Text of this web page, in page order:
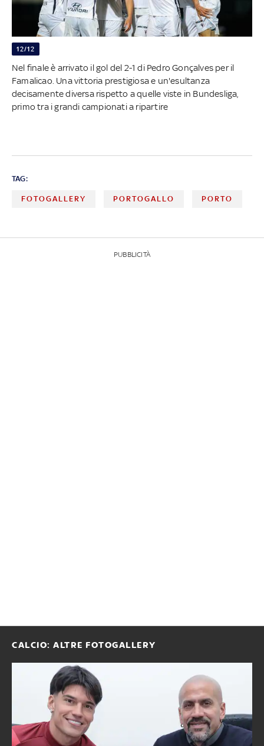
12/12
Nel finale è arrivato il gol del 2-1 di Pedro Gonçalves per il
Famalicao. Una vittoria prestigiosa e un'esultanza
decisamente diversa rispetto a quelle viste in Bundesliga,
primo tra i grandi campionati a ripartire
TAG:
FOTOGALLERY PORTOGALLO PORTO
PUBBLICITÀ
CALCIO: ALTRE FOTOGALLERY